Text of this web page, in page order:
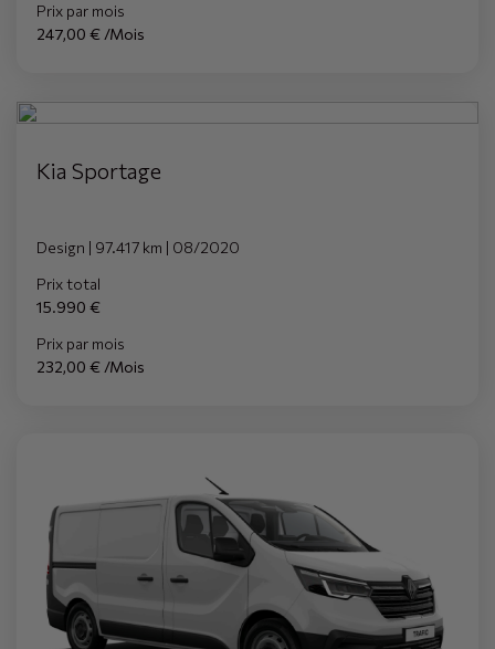
Prix par mois
247,00 € /Mois
Kia Sportage
Design | 97.417 km | 08/2020
Prix total
15.990 €
Prix par mois
232,00 € /Mois